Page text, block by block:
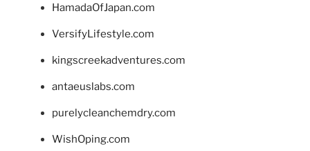
HamadaOfJapan.com
VersifyLifestyle.com
kingscreekadventures.com
antaeuslabs.com
purelycleanchemdry.com
WishOping.com